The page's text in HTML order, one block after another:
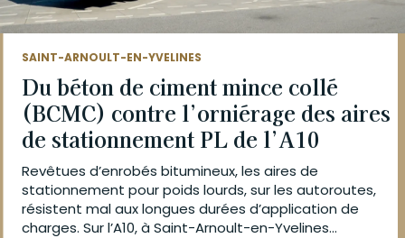
SAINT-ARNOULT-EN-YVELINES
Du béton de ciment mince collé
(BCMC) contre l’orniérage des aires
de stationnement PL de l’A10
Revêtues d’enrobés bitumineux, les aires de
stationnement pour poids lourds, sur les autoroutes,
résistent mal aux longues durées d’application de
charges. Sur l’A10, à Saint-Arnoult-en-Yvelines...